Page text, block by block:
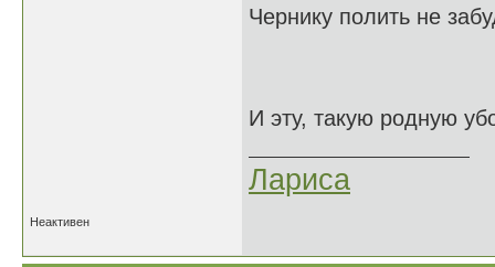
Чернику полить не
И эту, такую родную
Лариса
Неактивен